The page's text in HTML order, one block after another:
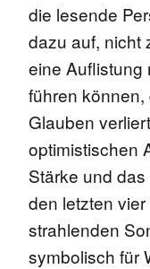
die lesende
dazu auf, nicht
eine Auflistung
führen
Glauben
optimistischen
Stärke und
den letzten
strahlenden
symbolisch für